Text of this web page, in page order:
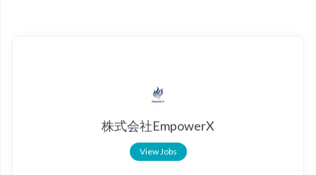
株式会社EmpowerX
View Jobs